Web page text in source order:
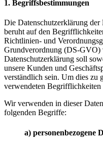
1. Begriffsbestimmungen
Die Datenschutzerklärung
beruht auf den
Richtlinien- und
Grundverordnung (DS-GVO)
Datenschutzerklärung soll
unsere Kunden und
verständlich sein. Um dies zu
verwendeten Begrifflichkeiten
Wir verwenden in dieser
folgenden Begriffe:
a) personenbezogene